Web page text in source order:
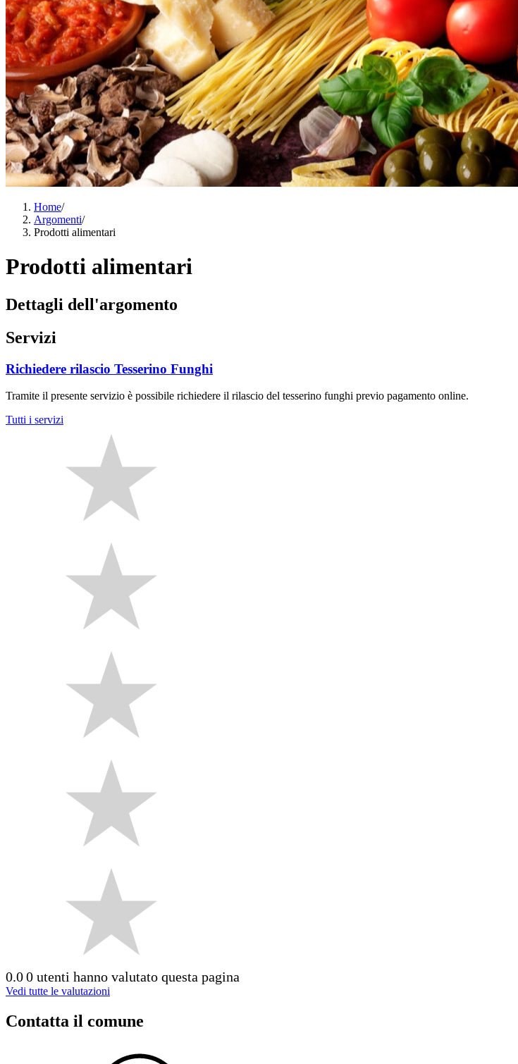
Home/
Argomenti/
Prodotti alimentari
Prodotti alimentari
Dettagli dell'argomento
Servizi
Richiedere rilascio Tesserino Funghi
Tramite il presente servizio è possibile richiedere il rilascio del tesserino funghi previo pagamento online.
Tutti i servizi
0.00 utenti hanno valutato questa pagina
Vedi tutte le valutazioni
Contatta il comune